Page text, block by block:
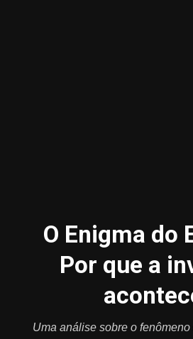
O Enigma do
Por que a
Uma análise sobre o